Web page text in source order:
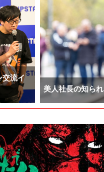
交流イ
美人社長の知ら